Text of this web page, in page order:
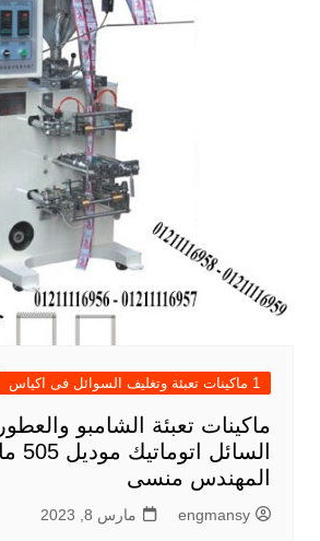
1 ماكينات تعبئة وتغليف السوائل فى اكياس
ماكينات تعبئة الشامبو
السائل
المهندس منسى
engmansy مارس 8, 2023